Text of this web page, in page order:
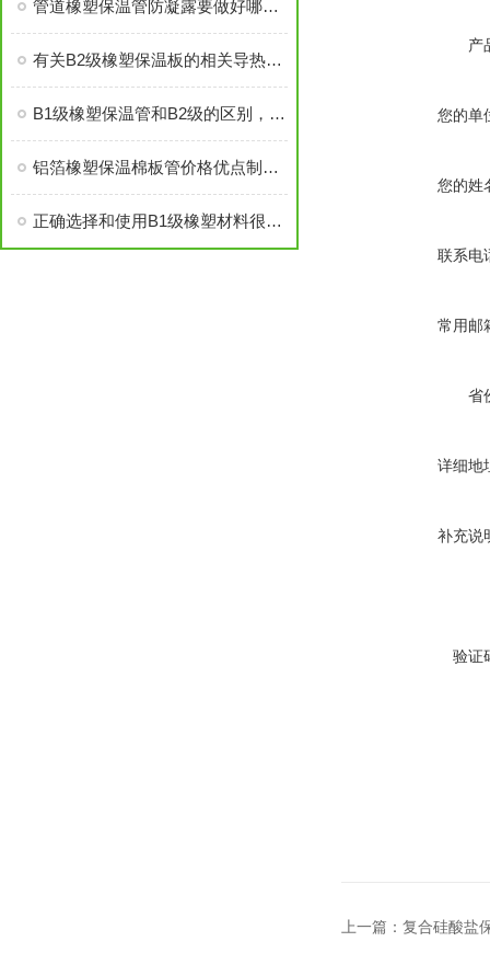
管道橡塑保温管防凝露要做好哪些？
有关B2级橡塑保温板的相关导热系数说明
B1级橡塑保温管和B2级的区别，你知道吗？
铝箔橡塑保温棉板管价格优点制作工艺
正确选择和使用B1级橡塑材料很重要
产
您的单
您的姓
联系电
常用邮
省
详细地
补充说
验证
上一篇： 复合硅酸盐